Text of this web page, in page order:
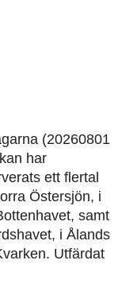
(20260801
har
ett flertal
Östersjön, i
samt
i Ålands
Utfärdat